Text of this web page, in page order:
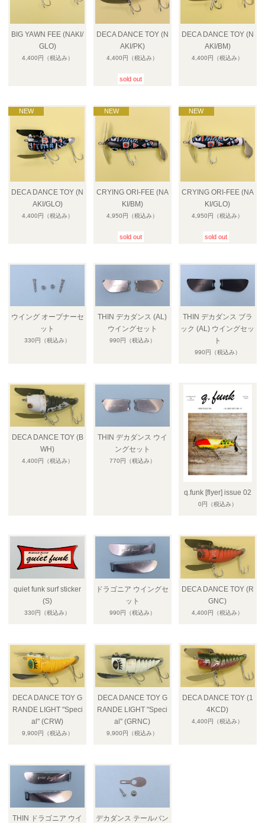
BIG YAWN FEE (NAKI/
GLO)
4,400円 （税込み）
DECA DANCE TOY (N
AKI/PK)
4,400円 （税込み）
sold out
DECA DANCE TOY (N
AKI/BM)
4,400円 （税込み）
DECA DANCE TOY (N
AKI/GLO)
4,400円 （税込み）
CRYING ORI-FEE (NA
KI/BM)
4,950円 （税込み）
sold out
CRYING ORI-FEE (NA
KI/GLO)
4,950円 （税込み）
sold out
ウイング オープナーセ
ット
330円 （税込み）
THIN デカダンス (AL)
ウイングセット
990円 （税込み）
THIN デカダンス ブラ
ック (AL) ウイングセッ
ト
990円 （税込み）
DECA DANCE TOY (B
WH)
4,400円 （税込み）
THIN デカダンス ウイ
ングセット
770円 （税込み）
q.funk [flyer] issue 02
0円 （税込み）
quiet funk surf sticker
(S)
330円 （税込み）
ドラゴニア ウイングセ
ット
990円 （税込み）
DECA DANCE TOY (R
GNC)
4,400円 （税込み）
DECA DANCE TOY G
RANDE LIGHT "Speci
al" (CRW)
9,900円 （税込み）
DECA DANCE TOY G
RANDE LIGHT "Speci
al" (GRNC)
9,900円 （税込み）
DECA DANCE TOY (1
4KCD)
4,400円 （税込み）
THIN ドラゴニア ウイ
デカダンス テールバン